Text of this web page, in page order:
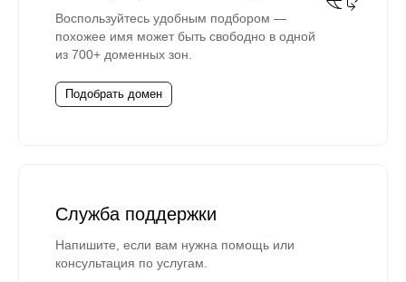
Воспользуйтесь удобным подбором —
похожее имя может быть свободно в одной
из 700+ доменных зон.
Подобрать домен
Служба поддержки
Напишите, если вам нужна помощь или
консультация по услугам.